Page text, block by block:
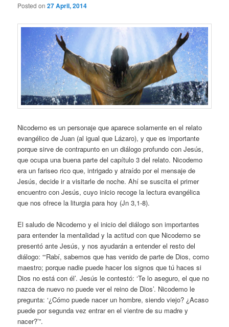
Posted on27 April, 2014
Nicodemo es un personaje que aparece solamente en el relato
evangélico de Juan (al igual que Lázaro), y que es importante
porque sirve de contrapunto en un diálogo profundo con Jesús,
que ocupa una buena parte del capítulo 3 del relato. Nicodemo
era un fariseo rico que, intrigado y atraído por el mensaje de
Jesús, decide ir a visitarle de noche. Ahí se suscita el primer
encuentro con Jesús, cuyo inicio recoge la lectura evangélica
que nos ofrece la liturgia para hoy (Jn 3,1-8).
El saludo de Nicodemo y el inicio del diálogo son importantes
para entender la mentalidad y la actitud con que Nicodemo se
presentó ante Jesús, y nos ayudarán a entender el resto del
diálogo: “‘Rabí, sabemos que has venido de parte de Dios, como
maestro; porque nadie puede hacer los signos que tú haces si
Dios no está con él’. Jesús le contestó: ‘Te lo aseguro, el que no
nazca de nuevo no puede ver el reino de Dios’. Nicodemo le
pregunta: ‘¿Cómo puede nacer un hombre, siendo viejo? ¿Acaso
puede por segunda vez entrar en el vientre de su madre y
nacer?’”.